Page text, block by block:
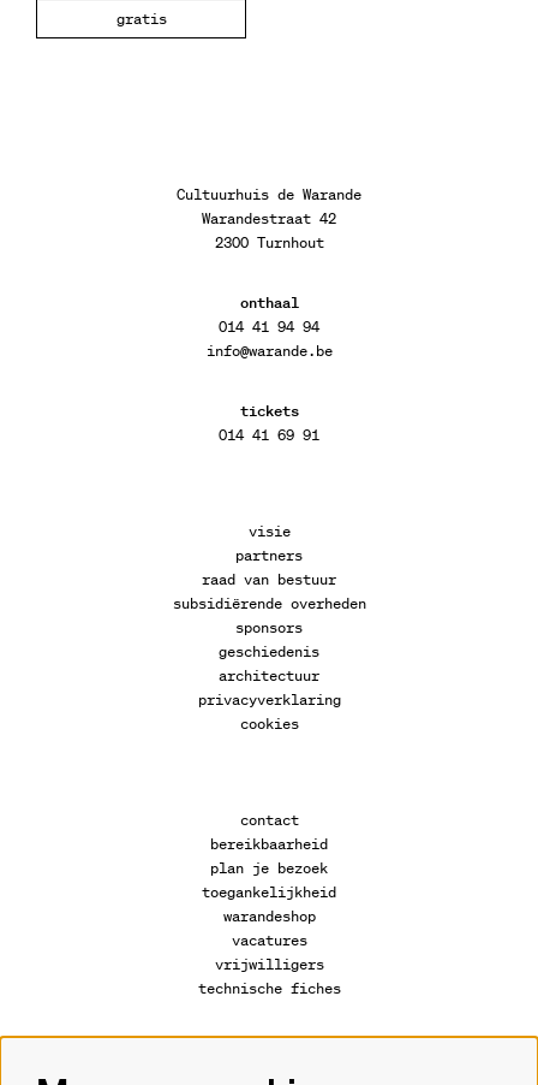
gratis
Cultuurhuis de Warande
Warandestraat 42
2300 Turnhout
onthaal
014 41 94 94
info@warande.be
tickets
014 41 69 91
visie
partners
raad van bestuur
subsidiërende overheden
sponsors
geschiedenis
architectuur
privacyverklaring
cookies
contact
bereikbaarheid
plan je bezoek
toegankelijkheid
warandeshop
vacatures
vrijwilligers
technische fiches